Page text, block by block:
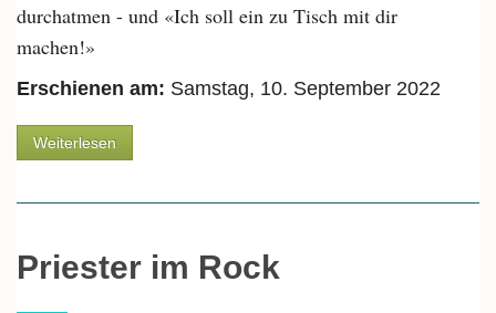
durchatmen - und «Ich soll ein zu Tisch mit dir
machen!»
Erschienen am: Samstag, 10. September 2022
Weiterlesen
Priester im Rock